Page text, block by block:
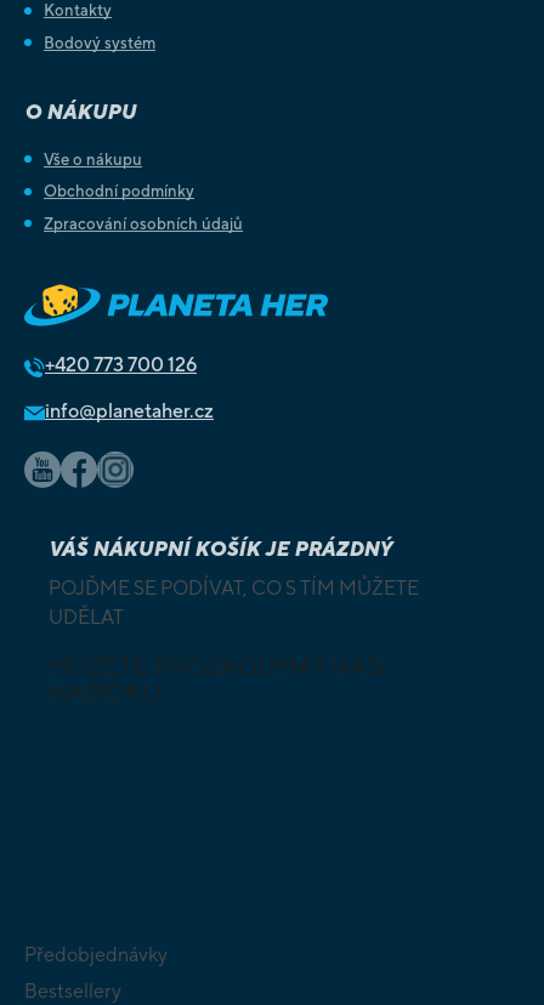
Kontakty
Bodový systém
O NÁKUPU
Vše o nákupu
Obchodní podmínky
Zpracování osobních údajů
+420 773 700 126
info@planetaher.cz
VÁŠ NÁKUPNÍ KOŠÍK JE PRÁZDNÝ
POJĎME SE PODÍVAT, CO S TÍM MŮŽETE
UDĚLAT
MŮŽETE PROZKOUMAT NAŠI
NABÍDKU
Předobjednávky
Bestsellery